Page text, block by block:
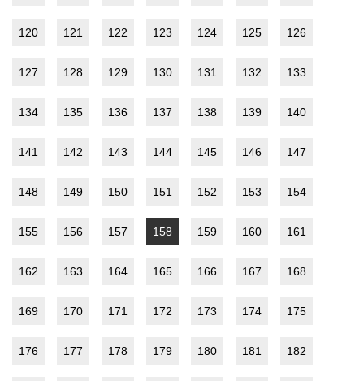
120 121 122 123 124 125 126
127 128 129 130 131 132 133
134 135 136 137 138 139 140
141 142 143 144 145 146 147
148 149 150 151 152 153 154
155 156 157 158 159 160 161
162 163 164 165 166 167 168
169 170 171 172 173 174 175
176 177 178 179 180 181 182